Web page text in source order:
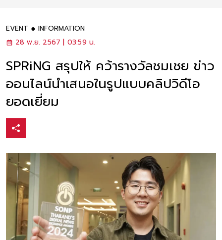
EVENT
INFORMATION
28 พ.ย. 2567 | 03:59 น.
SPRiNG สรุปให้ คว้ารางวัลชมเชย ข่าว
ออนไลน์นำเสนอในรูปแบบคลิปวิดีโอ
ยอดเยี่ยม